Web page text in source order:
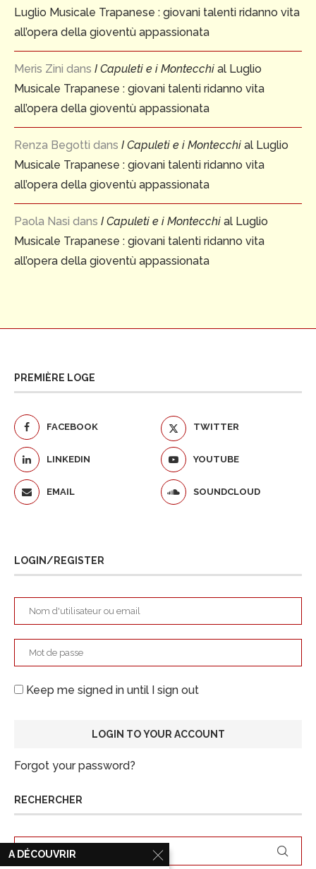
Luglio Musicale Trapanese : giovani talenti ridanno vita
all’opera della gioventù appassionata
Meris Zini dans I Capuleti e i Montecchi al Luglio
Musicale Trapanese : giovani talenti ridanno vita
all’opera della gioventù appassionata
Renza Begotti dans I Capuleti e i Montecchi al Luglio
Musicale Trapanese : giovani talenti ridanno vita
all’opera della gioventù appassionata
Paola Nasi dans I Capuleti e i Montecchi al Luglio
Musicale Trapanese : giovani talenti ridanno vita
all’opera della gioventù appassionata
PREMIÈRE LOGE
FACEBOOK TWITTER
LINKEDIN YOUTUBE
EMAIL SOUNDCLOUD
LOGIN/REGISTER
Keep me signed in until I sign out
Forgot your password?
RECHERCHER
A DÉCOUVRIR